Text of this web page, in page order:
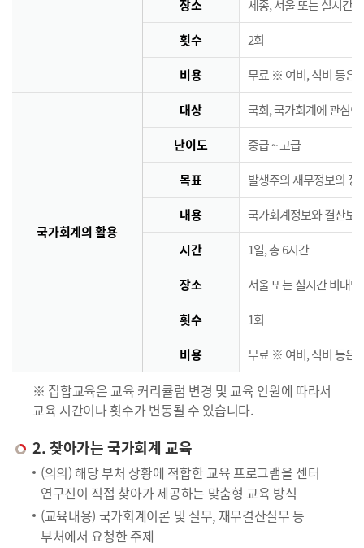
장소 세종, 서울 또는 실시간
횟수 2회
비용 무료 ※ 여비, 식비 등은
국가회계의 활용
대상 국회, 국가회계에 관심
난이도 중급 ~ 고급
목표 발생주의 재무정보의 정
내용 국가회계정보와 결산보
시간 1일, 총 6시간
장소 서울 또는 실시간 비대
횟수 1회
비용 무료 ※ 여비, 식비 등은
※ 집합교육은 교육 커리큘럼 변경 및 교육 인원에 따라서
교육 시간이나 횟수가 변동될 수 있습니다.
2. 찾아가는 국가회계 교육
(의의) 해당 부처 상황에 적합한 교육 프로그램을 센터
연구진이 직접 찾아가 제공하는 맞춤형 교육 방식
(교육내용) 국가회계이론 및 실무, 재무결산실무 등
부처에서 요청한 주제